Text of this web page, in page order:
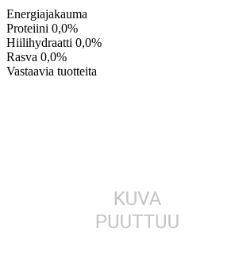
Energiajakauma
Proteiini 0,0%
Hiilihydraatti 0,0%
Rasva 0,0%
Vastaavia tuotteita